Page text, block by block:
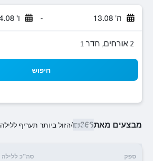
ה' 13.08 - ו' 14.08
2 אורחים, חדר 1
חיפוש
מבצעים מאת₪366
/הזול ביותר תעריף ללילה
ספק סה"כ ללילה